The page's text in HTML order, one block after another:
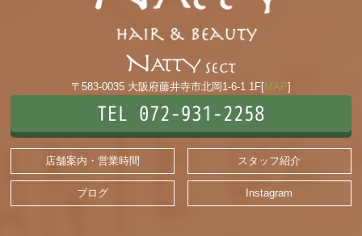
〒583-0035 大阪府藤井寺市北岡1-6-1 1F[MAP]
TEL 072-931-2258
店舗案内・営業時間 スタッフ紹介
ブログ Instagram